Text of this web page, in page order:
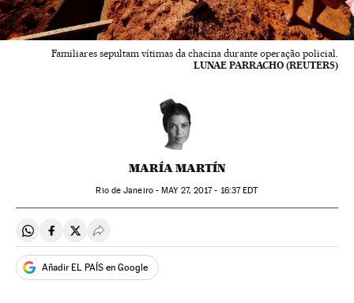
Familiares sepultam vítimas da chacina durante operação policial.
LUNAE PARRACHO (REUTERS)
MARÍA MARTÍN
Rio de Janeiro - MAY27, 2017 - 16:37EDT
Compartir en Whatsapp
Compartir en Facebook
Compartir en Twitter
Desplegar Redes Sociales
Añadir EL PAÍS en Google